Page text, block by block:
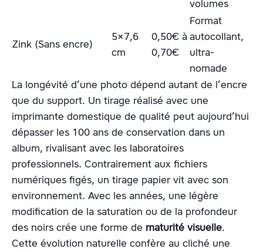
volumes
Zink (Sans encre)
5×7,6
cm
0,50€ à
0,70€
Format
autocollant,
ultra-
nomade
La longévité d’une photo dépend autant de l’encre
que du support. Un tirage réalisé avec une
imprimante domestique de qualité peut aujourd’hui
dépasser les 100 ans de conservation dans un
album, rivalisant avec les laboratoires
professionnels. Contrairement aux fichiers
numériques figés, un tirage papier vit avec son
environnement. Avec les années, une légère
modification de la saturation ou de la profondeur
des noirs crée une forme de maturité visuelle.
Cette évolution naturelle confère au cliché une